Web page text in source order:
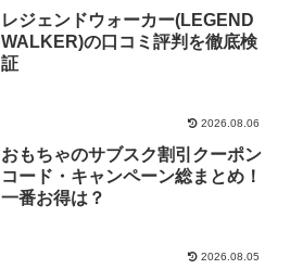
レジェンドウォーカー(LEGEND
WALKER)の口コミ評判を徹底検
証
2026.08.06
おもちゃのサブスク割引クーポン
コード・キャンペーン総まとめ！
一番お得は？
2026.08.05